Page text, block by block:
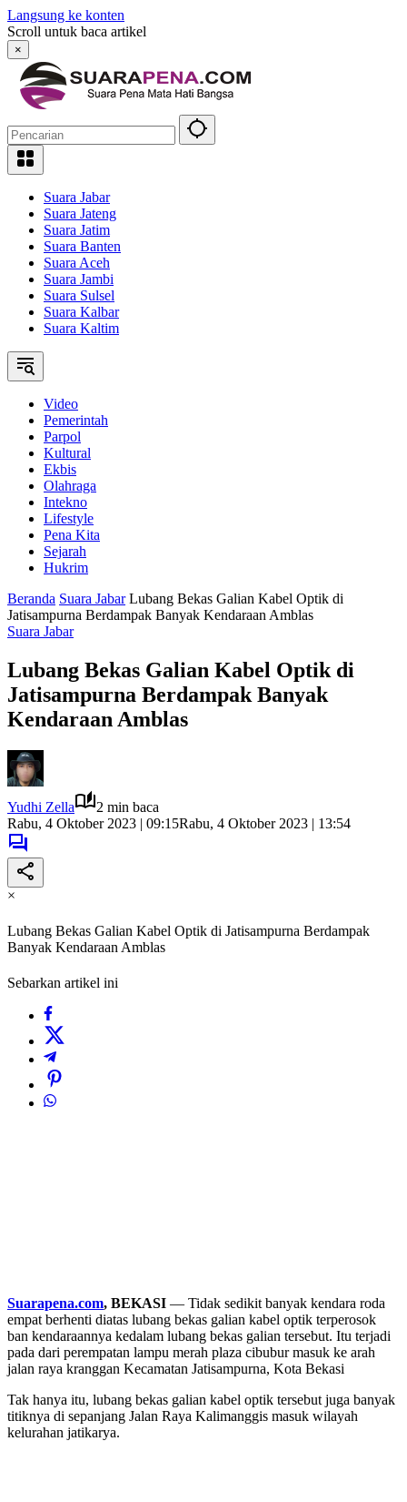
Langsung ke konten
Scroll untuk baca artikel
×
Suara Jabar
Suara Jateng
Suara Jatim
Suara Banten
Suara Aceh
Suara Jambi
Suara Sulsel
Suara Kalbar
Suara Kaltim
Video
Pemerintah
Parpol
Kultural
Ekbis
Olahraga
Intekno
Lifestyle
Pena Kita
Sejarah
Hukrim
Beranda Suara Jabar Lubang Bekas Galian Kabel Optik di
Jatisampurna Berdampak Banyak Kendaraan Amblas
Suara Jabar
Lubang Bekas Galian Kabel Optik di
Jatisampurna Berdampak Banyak
Kendaraan Amblas
Yudhi Zella
2 min baca
Rabu, 4 Oktober 2023 | 09:15Rabu, 4 Oktober 2023 | 13:54
×
Lubang Bekas Galian Kabel Optik di Jatisampurna Berdampak
Banyak Kendaraan Amblas
Sebarkan artikel ini
Suarapena.com, BEKASI — Tidak sedikit banyak kendara roda
empat berhenti diatas lubang bekas galian kabel optik terperosok
ban kendaraannya kedalam lubang bekas galian tersebut. Itu terjadi
pada dari perempatan lampu merah plaza cibubur masuk ke arah
jalan raya kranggan Kecamatan Jatisampurna, Kota Bekasi
Tak hanya itu, lubang bekas galian kabel optik tersebut juga banyak
titiknya di sepanjang Jalan Raya Kalimanggis masuk wilayah
kelurahan jatikarya.